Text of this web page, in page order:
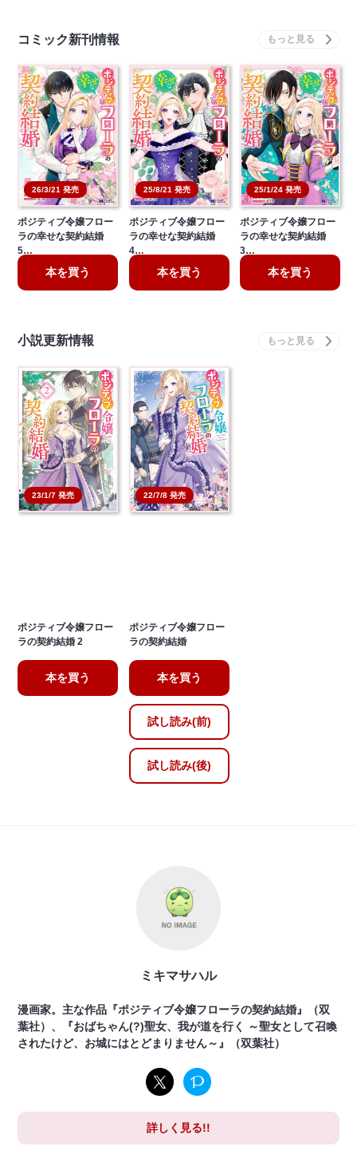
コミック新刊情報
26/3/21 発売
ポジティブ令嬢フロー
ラの幸せな契約結婚
5…
本を買う
25/8/21 発売
ポジティブ令嬢フロー
ラの幸せな契約結婚
4…
本を買う
25/1/24 発売
ポジティブ令嬢フロー
ラの幸せな契約結婚
3…
本を買う
小説更新情報
23/1/7 発売
ポジティブ令嬢フロー
ラの契約結婚 2
本を買う
22/7/8 発売
ポジティブ令嬢フロー
ラの契約結婚
本を買う
試し読み(前)
試し読み(後)
ミキマサハル
漫画家。主な作品『ポジティブ令嬢フローラの契約結婚』（双
葉社）、『おばちゃん(?)聖女、我が道を行く ～聖女として召喚
されたけど、お城にはとどまりません～』（双葉社）
詳しく見る!!